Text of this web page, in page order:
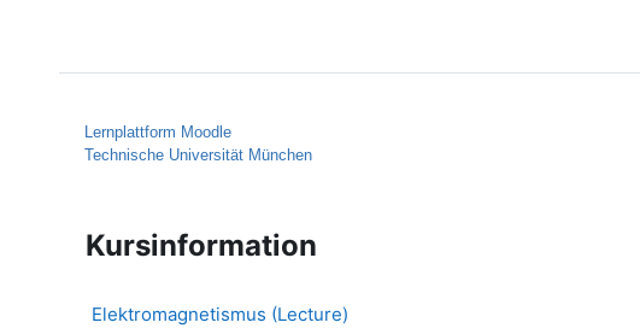
Lernplattform Moodle
Technische Universität München
Kursinformation
Elektromagnetismus (Lecture)